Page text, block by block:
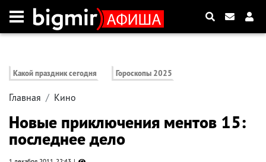
Какой праздник сегодня Гороскопы 2025
Главная Кино
Новые приключения ментов 15:
последнее дело